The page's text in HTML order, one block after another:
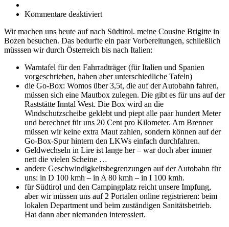
Kommentare deaktiviertfür
Wir machen uns heute auf nach Südtirol. meine Cousine Brigitte in
Bozen besuchen. Das bedurfte ein paar Vorbereitungen, schließlich
müsssen wir durch Österreich bis nach Italien:
Warntafel für den Fahrradträger (für Italien und Spanien
vorgeschrieben, haben aber unterschiedliche Tafeln)
die Go-Box: Womos über 3,5t, die auf der Autobahn fahren,
müssen sich eine Mautbox zulegen. Die gibt es für uns auf der
Raststätte Inntal West. Die Box wird an die
Windschutzscheibe geklebt und piept alle paar hundert Meter
und berechnet für uns 20 Cent pro Kilometer. Am Brenner
müssen wir keine extra Maut zahlen, sondern können auf der
Go-Box-Spur hintern den LKWs einfach durchfahren.
Geldwechseln in Lire ist lange her – war doch aber immer
nett die vielen Scheine …
andere Geschwindigkeitsbegrenzungen auf der Autobahn für
uns: in D 100 kmh – in A 80 kmh – in I 100 kmh.
für Südtirol und den Campingplatz reicht unsere Impfung,
aber wir müssen uns auf 2 Portalen online registrieren: beim
lokalen Department und beim zuständigen Sanitätsbetrieb.
Hat dann aber niemanden interessiert.